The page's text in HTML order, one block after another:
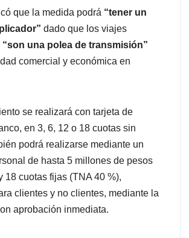
que la medida podrá “tener un
dado que los viajes
“son una polea de transmisión”
comercial y económica en
se realizará con tarjeta de
en 3, 6, 12 o 18 cuotas sin
podrá realizarse mediante un
de hasta 5 millones de pesos
18 cuotas fijas (TNA 40 %),
clientes y no clientes, mediante la
aprobación inmediata.